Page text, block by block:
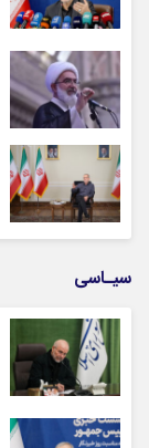
سیـاسی